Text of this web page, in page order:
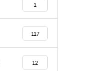
1
117
12